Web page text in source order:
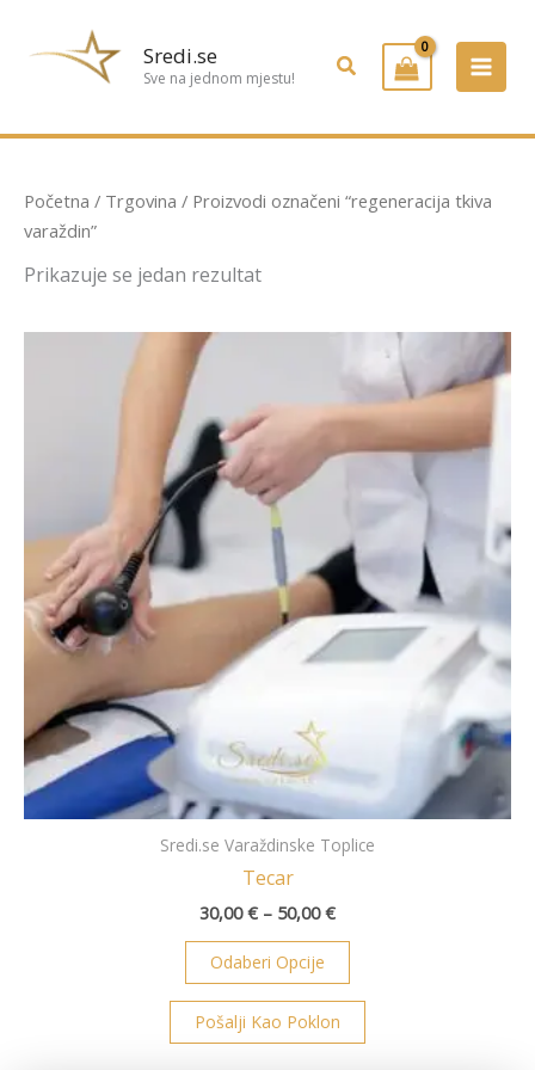
Sredi.se
Sve na jednom mjestu! Pretraživanje
Početna / Trgovina / Proizvodi označeni “regeneracija tkiva
varaždin”
Prikazuje se jedan rezultat
Sredi.se Varaždinske Toplice
Tecar
30,00€ – 50,00€
30,00 €
do
50,00 €
Odaberi Opcije
proizvod
ima
više
varijanti.
mogu
odabrati
na
stranici
proizvoda
Pošalji Kao Poklon